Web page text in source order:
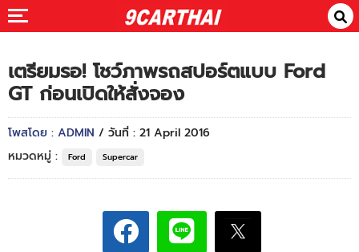
เตรียมรอ! โชว์ภาพรถสปอร์ตแบบ Ford
GT ก่อนเปิดให้สั่งจอง
โพสโดย : ADMIN / วันที่ : 21 April 2016
หมวดหมู่ :
Ford Supercar